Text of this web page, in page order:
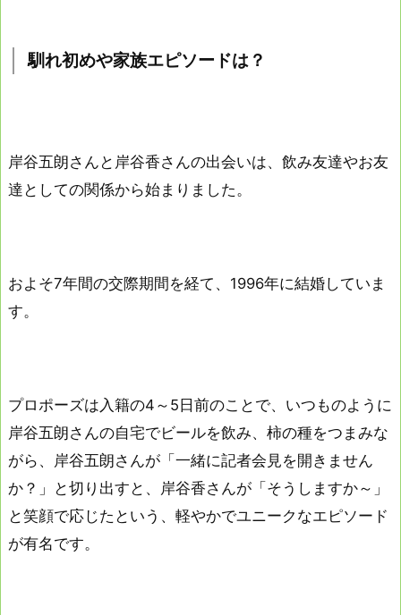
馴れ初めや家族エピソードは？
岸谷五朗さんと岸谷香さんの出会いは、飲み友達やお友
達としての関係から始まりました。
およそ7年間の交際期間を経て、1996年に結婚していま
す。
プロポーズは入籍の4～5日前のことで、いつものように
岸谷五朗さんの自宅でビールを飲み、柿の種をつまみな
がら、岸谷五朗さんが「一緒に記者会見を開きません
か？」と切り出すと、岸谷香さんが「そうしますか～」
と笑顔で応じたという、軽やかでユニークなエピソード
が有名です。